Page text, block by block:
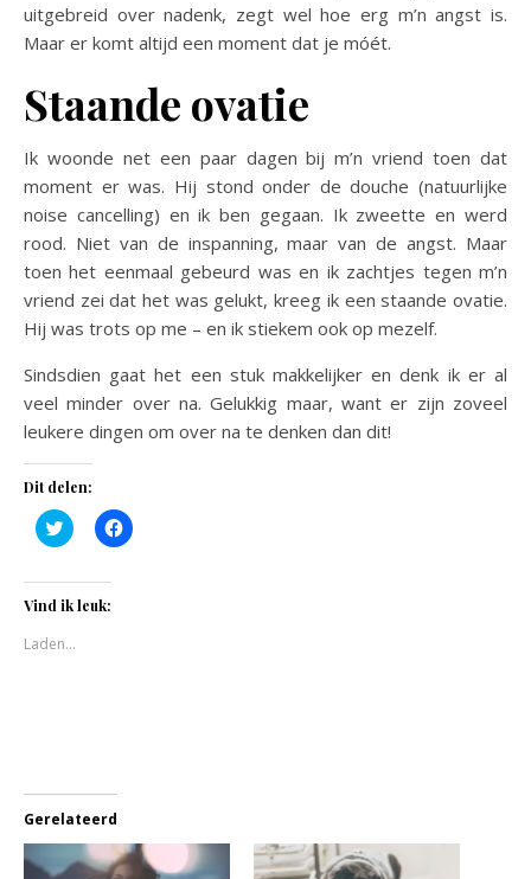
uitgebreid over nadenk, zegt wel hoe erg m’n angst is.
Maar er komt altijd een moment dat je móét.
Staande ovatie
Ik woonde net een paar dagen bij m’n vriend toen dat
moment er was. Hij stond onder de douche (natuurlijke
noise cancelling) en ik ben gegaan. Ik zweette en werd
rood. Niet van de inspanning, maar van de angst. Maar
toen het eenmaal gebeurd was en ik zachtjes tegen m’n
vriend zei dat het was gelukt, kreeg ik een staande ovatie.
Hij was trots op me – en ik stiekem ook op mezelf.
Sindsdien gaat het een stuk makkelijker en denk ik er al
veel minder over na. Gelukkig maar, want er zijn zoveel
leukere dingen om over na te denken dan dit!
Dit delen:
Klik
om
met
Twitter
(Wordt
een
Klik
om
Vind ik leuk:
Laden...
Gerelateerd